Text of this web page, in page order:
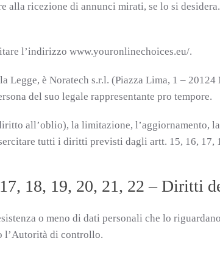
ricezione di annunci mirati, se lo si
l’indirizzo www.youronlinechoices.eu/.
Legge, è Noratech s.r.l. (Piazza Lima, 1 –
del suo legale rappresentante pro tempore.
all’oblio), la limitazione, l’aggiornamento,
tutti i diritti previsti dagli artt. 15, 16, 17,
18, 19, 20, 21, 22 – Diritti
o meno di dati personali che lo
l’Autorità di controllo.